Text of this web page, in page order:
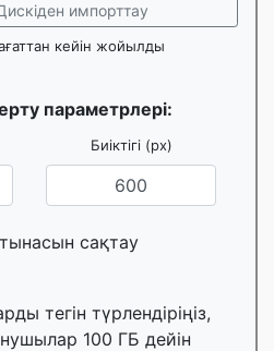
импорттау
кейін жойылды
параметрлері:
Биіктігі (px)
сақтау
тегін түрлендіріңіз,
100 ГБ дейін